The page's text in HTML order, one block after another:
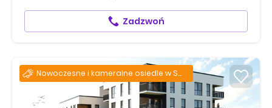
Zadzwoń
Nowoczesne i kameralne osiedle w Sosnowcu!